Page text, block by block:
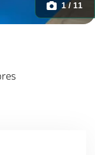
angers-nantes-
1 / 11